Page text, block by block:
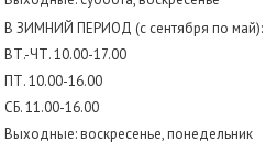
В ЗИМНИЙ ПЕРИОД (с сентября по май):
ВТ.-ЧТ. 10.00-17.00
ПТ. 10.00-16.00
СБ. 11.00-16.00
Выходные: воскресенье, понедельник